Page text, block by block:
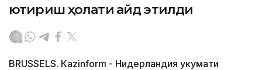
юқтириш ҳолати қайд этилди
BRUSSELS. Кazinform - Нидерландия ҳукумати